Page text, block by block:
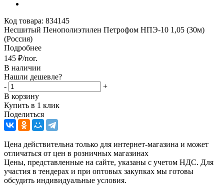
Код товара: 834145
Несшитый Пенополиэтилен Петрофом НПЭ-10 1,05 (30м)
(Россия)
Подробнее
145 ₽/пог.
В наличии
Нашли дешевле?
-
+
В корзину
Купить в 1 клик
Поделиться
Цена действительна только для интернет-магазина и может
отличаться от цен в розничных магазинах
Цены, представленные на сайте, указаны с учетом НДС. Для
участия в тендерах и при оптовых закупках мы готовы
обсудить индивидуальные условия.